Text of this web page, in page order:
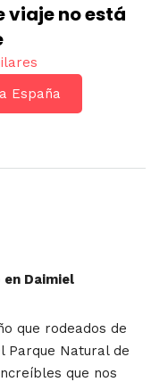
viaje no está
España
en Daimiel
que rodeados de
Parque Natural de
que nos